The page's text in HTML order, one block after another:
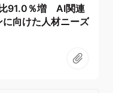
比91.0％増 AI関連
向けた人材ニーズ